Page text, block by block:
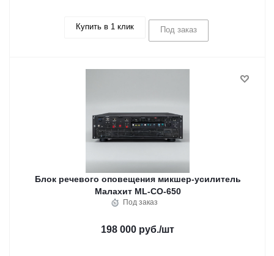
Купить в 1 клик Под заказ
Блок речевого оповещения микшер-усилитель
Малахит ML-CO-650
Под заказ
198 000 руб./шт